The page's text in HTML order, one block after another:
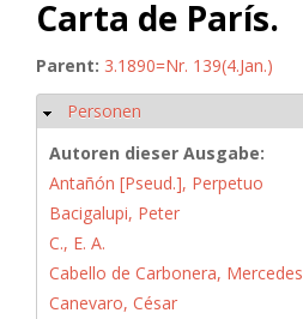
Carta de París.
Parent: 3.1890=Nr. 139(4.Jan.)
Hide
Personen
Autoren dieser Ausgabe:
Antañón [Pseud.], Perpetuo
Bacigalupi, Peter
C., E. A.
Cabello de Carbonera, Mercedes
Canevaro, César